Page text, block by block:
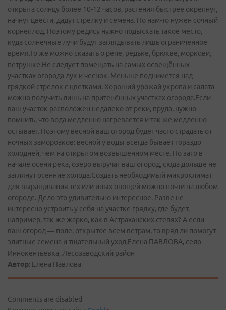
открыта солнцу более 10-12 часов, растения быстрее окрепнут,
начнут цвести, дадут стрелку и семена. Но нам-то нужен сочный
корнеплод. Поэтому редису нужно подыскать такое место,
куда солнечные лучи будут заглядывать лишь ограниченное
время.То же можно сказать о репе, редьке, брюкве, моркови,
петрушке.Не следует помещать на самых освещённых
участках огорода лук и чеснок. Меньше поднимется над
грядкой стрелок с цветками. Хороший урожай укропа и салата
можно получить лишь на притенённых участках огорода.Если
ваш участок расположен недалеко от реки, пруда, нужно
помнить, что вода медленно нагревается и так же медленно
остывает. Поэтому весной ваш огород будет часто страдать от
ночных заморозков: весной у воды всегда бывает гораздо
холодней, чем на открытом возвышенном месте. Но зато в
начале осени река, озеро выручат ваш огород, сюда дольше не
заглянут осенние холода.Создать необходимый микроклимат
для выращивания тех или иных овощей можно почти на любом
огороде. Дело это удивительно интересное. Разве не
интересно устроить у себя на участке грядку, где будет,
например, так же жарко, как в Астраханских степях? А если
ваш огород — поле, открытое всем ветрам, то вряд ли помогут
элитные семена и тщательный уход.Елена ПАВЛОВА, село
Иннокентьевка, Лесозаводский район
Автор: Елена Павлова
Comments are disabled